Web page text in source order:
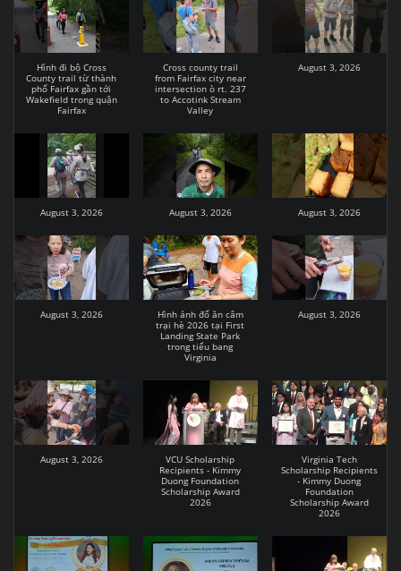
Hình đi bộ Cross
County trail từ thành
phố Fairfax gần tới
Wakefield trong quận
Fairfax
Cross county trail
from Fairfax city near
intersection ò rt. 237
to Accotink Stream
Valley
August 3, 2026
August 3, 2026 August 3, 2026 August 3, 2026
August 3, 2026
Hình ảnh đổ ăn câm
trại hè 2026 tại First
Landing State Park
trong tiểu bang
Virginia
August 3, 2026
August 3, 2026
VCU Scholarship
Recipients - Kimmy
Duong Foundation
Scholarship Award
2026
Virginia Tech
Scholarship Recipients
- Kimmy Duong
Foundation
Scholarship Award
2026